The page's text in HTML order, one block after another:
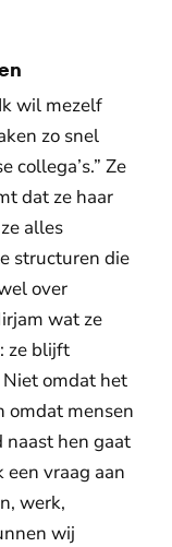
wil mezelf
zo snel
collega’s.” Ze
dat ze haar
alles
structuren die
over
wat ze
ze blijft
omdat het
omdat mensen
naast hen gaat
een vraag aan
werk,
wij